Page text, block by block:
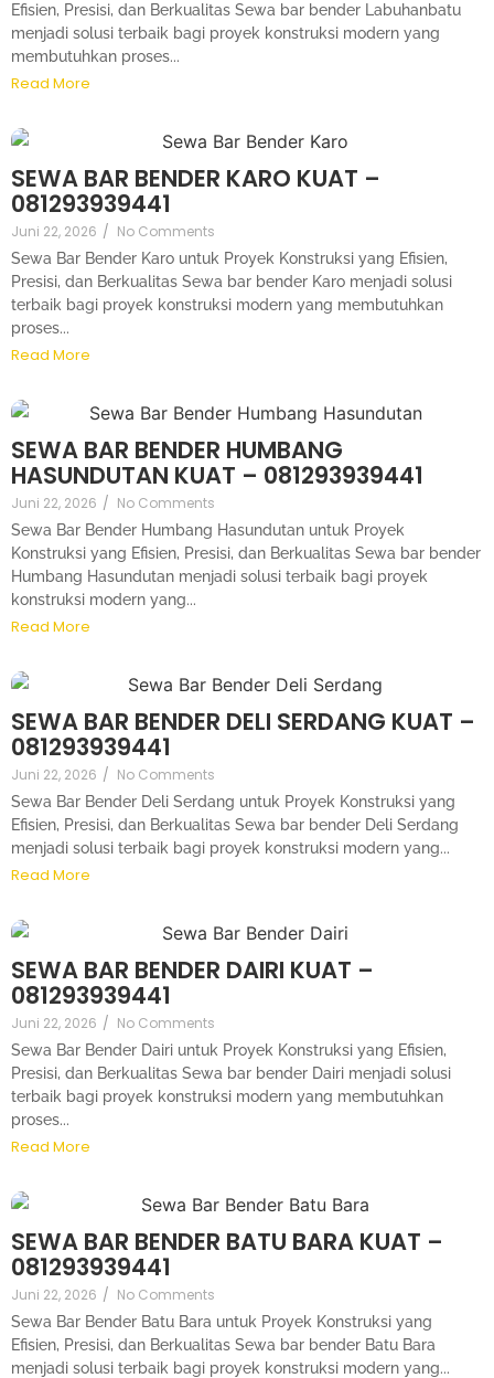
Efisien, Presisi, dan Berkualitas Sewa bar bender Labuhanbatu
menjadi solusi terbaik bagi proyek konstruksi modern yang
membutuhkan proses...
Read More
SEWA BAR BENDER KARO KUAT –
081293939441
Juni 22, 2026 / No Comments
Sewa Bar Bender Karo untuk Proyek Konstruksi yang Efisien,
Presisi, dan Berkualitas Sewa bar bender Karo menjadi solusi
terbaik bagi proyek konstruksi modern yang membutuhkan
proses...
Read More
SEWA BAR BENDER HUMBANG
HASUNDUTAN KUAT – 081293939441
Juni 22, 2026 / No Comments
Sewa Bar Bender Humbang Hasundutan untuk Proyek
Konstruksi yang Efisien, Presisi, dan Berkualitas Sewa bar bender
Humbang Hasundutan menjadi solusi terbaik bagi proyek
konstruksi modern yang...
Read More
SEWA BAR BENDER DELI SERDANG KUAT –
081293939441
Juni 22, 2026 / No Comments
Sewa Bar Bender Deli Serdang untuk Proyek Konstruksi yang
Efisien, Presisi, dan Berkualitas Sewa bar bender Deli Serdang
menjadi solusi terbaik bagi proyek konstruksi modern yang...
Read More
SEWA BAR BENDER DAIRI KUAT –
081293939441
Juni 22, 2026 / No Comments
Sewa Bar Bender Dairi untuk Proyek Konstruksi yang Efisien,
Presisi, dan Berkualitas Sewa bar bender Dairi menjadi solusi
terbaik bagi proyek konstruksi modern yang membutuhkan
proses...
Read More
SEWA BAR BENDER BATU BARA KUAT –
081293939441
Juni 22, 2026 / No Comments
Sewa Bar Bender Batu Bara untuk Proyek Konstruksi yang
Efisien, Presisi, dan Berkualitas Sewa bar bender Batu Bara
menjadi solusi terbaik bagi proyek konstruksi modern yang...